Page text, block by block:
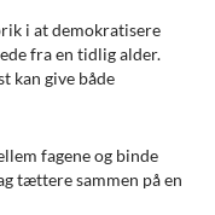
i at demokratisere
fra en tidlig alder.
kan give både
fagene og binde
tættere sammen på en